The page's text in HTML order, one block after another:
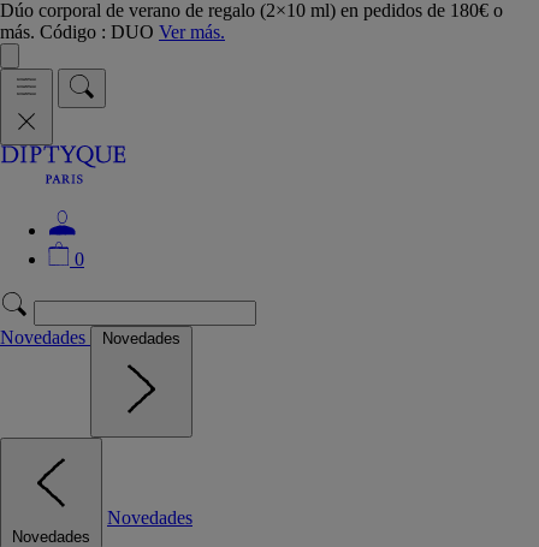
Dúo corporal de verano de regalo (2×10 ml) en pedidos de 180€ o
más. Código : DUO Ver más.
0
Novedades Novedades
Novedades
Novedades